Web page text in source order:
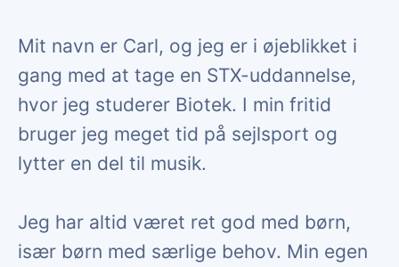
Mit navn er Carl, og jeg er i øjeblikket i
gang med at tage en STX-uddannelse,
hvor jeg studerer Biotek. I min fritid
bruger jeg meget tid på sejlsport og
lytter en del til musik.
Jeg har altid været ret god med børn,
især børn med særlige behov. Min egen